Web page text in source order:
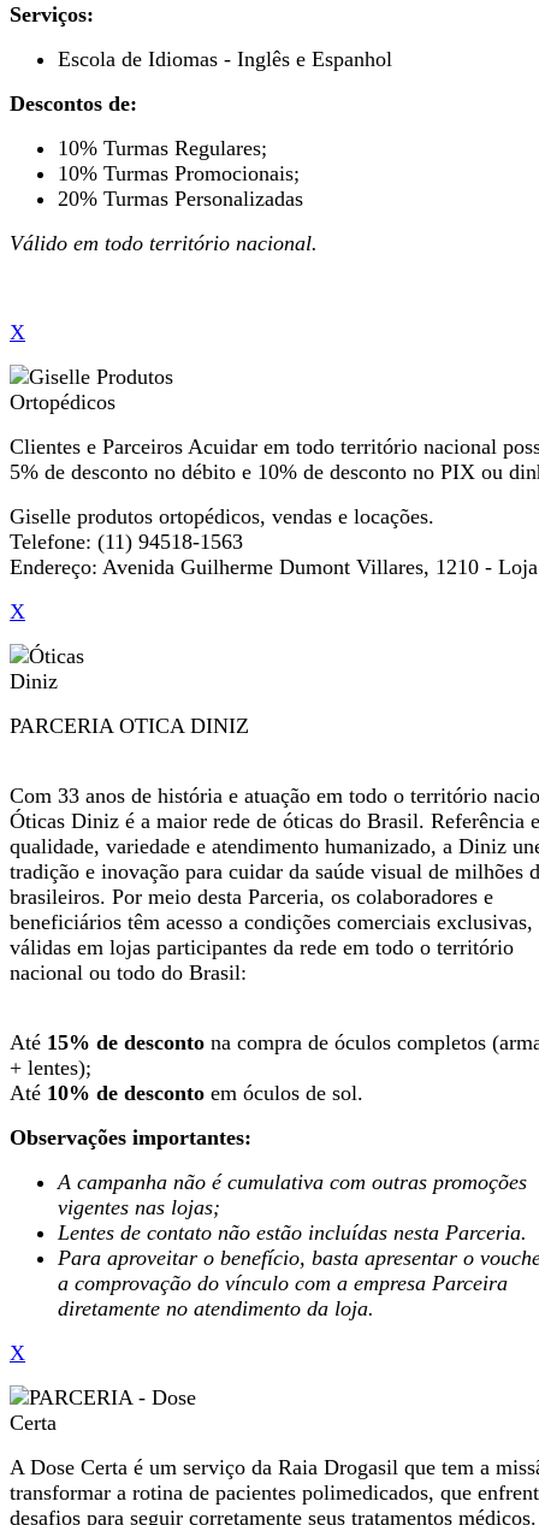
Serviços:
Escola de Idiomas - Inglês e Espanhol
Descontos de:
10% Turmas Regulares;
10% Turmas Promocionais;
20% Turmas Personalizadas
Válido em todo território nacional.
X
Clientes e Parceiros Acuidar em todo território nacional
5% de desconto no débito e 10% de desconto no PIX ou
Giselle produtos ortopédicos, vendas e locações.
Telefone: (11) 94518-1563
Endereço: Avenida Guilherme Dumont Villares, 1210 -
X
PARCERIA OTICA DINIZ
Com 33 anos de história e atuação em todo o território
Óticas Diniz é a maior rede de óticas do Brasil. Referência
qualidade, variedade e atendimento humanizado, a Diniz
tradição e inovação para cuidar da saúde visual de milhões
brasileiros. Por meio desta Parceria, os colaboradores e
beneficiários têm acesso a condições comerciais exclusivas,
válidas em lojas participantes da rede em todo o território
nacional ou todo do Brasil:
Até 15% de desconto na compra de óculos completos
+ lentes);
Até 10% de desconto em óculos de sol.
Observações importantes:
A campanha não é cumulativa com outras promoções
vigentes nas lojas;
Lentes de contato não estão incluídas nesta Parceria.
Para aproveitar o benefício, basta apresentar o
a comprovação do vínculo com a empresa Parceira
diretamente no atendimento da loja.
X
A Dose Certa é um serviço da Raia Drogasil que tem a
transformar a rotina de pacientes polimedicados, que
desafios para seguir corretamente seus tratamentos